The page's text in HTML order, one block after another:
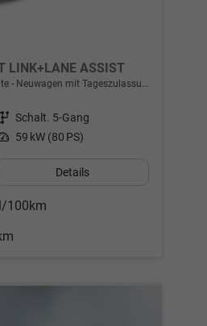
LINK+LANE ASSIST
Neuwagen mit Tageszulassung
Getriebe Schalt. 5-Gang
Leistung 59 kW (80 PS)
Details
100km